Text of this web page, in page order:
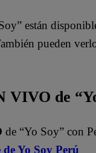
están
pueden
VIVO de
de “Yo Soy” con
Yo Soy Perú